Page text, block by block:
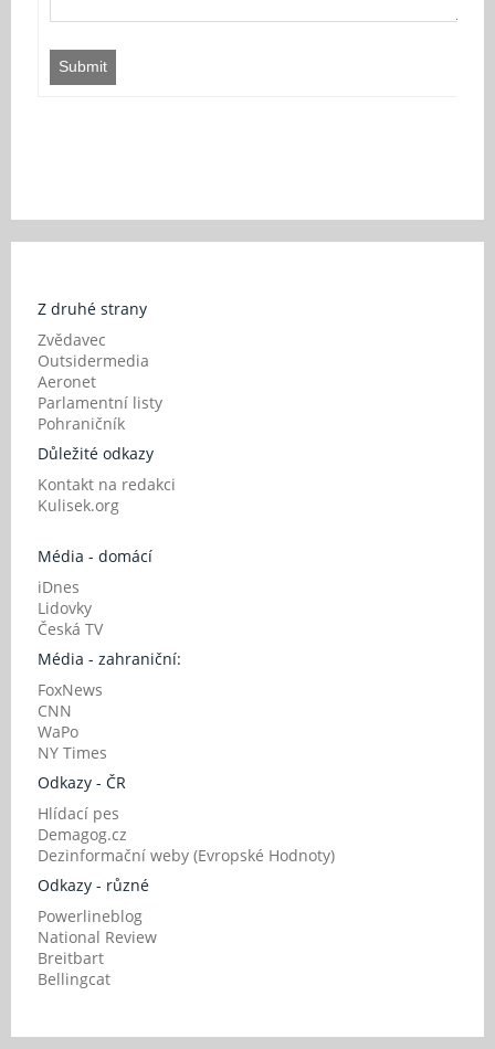
Submit
Z druhé strany
Zvědavec
Outsidermedia
Aeronet
Parlamentní listy
Pohraničník
Důležité odkazy
Kontakt na redakci
Kulisek.org
Média - domácí
iDnes
Lidovky
Česká TV
Média - zahraniční:
FoxNews
CNN
WaPo
NY Times
Odkazy - ČR
Hlídací pes
Demagog.cz
Dezinformační weby (Evropské Hodnoty)
Odkazy - různé
Powerlineblog
National Review
Breitbart
Bellingcat